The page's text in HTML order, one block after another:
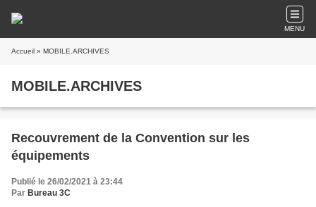
MENU
Accueil » MOBILE.ARCHIVES
MOBILE.ARCHIVES
Recouvrement de la Convention sur les
équipements
Publié le 26/02/2021 à 23:44
Par Bureau 3C